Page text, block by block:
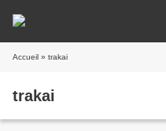
Accueil » trakai
trakai